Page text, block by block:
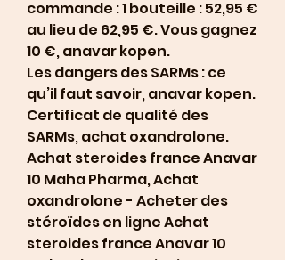
commande : 1 bouteille : 52,95 €
au lieu de 62,95 €. Vous gagnez
10 €, anavar kopen.
Les dangers des SARMs : ce
qu’il faut savoir, anavar kopen.
Certificat de qualité des
SARMs, achat oxandrolone.
Achat steroides france Anavar
10 Maha Pharma, Achat
oxandrolone - Acheter des
stéroïdes en ligne Achat
steroides france Anavar 10